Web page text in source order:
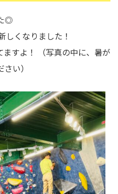
◎
しくなりました！
すよ！ （写真の中に、暑が
い）